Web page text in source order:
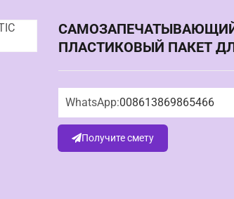
ПЛАСТИКОВЫЙ ПАКЕТ
WhatsApp:008613869865466
Получите смету